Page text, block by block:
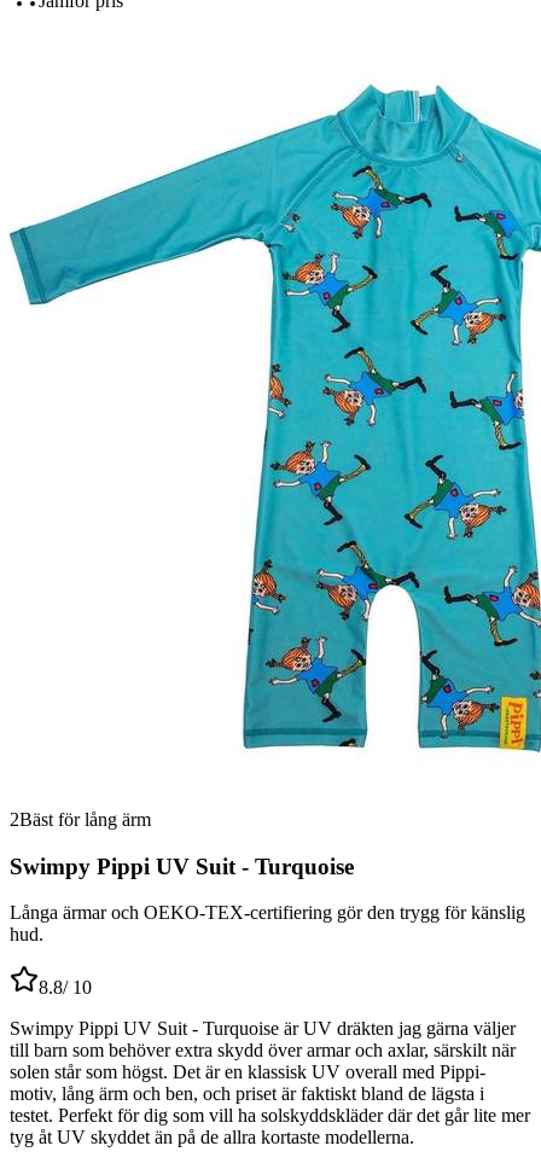
2Bäst för lång ärm
Swimpy Pippi UV Suit - Turquoise
Långa ärmar och OEKO-TEX-certifiering gör den trygg för känslig
hud.
8.8/ 10
Swimpy Pippi UV Suit - Turquoise är UV dräkten jag gärna väljer
till barn som behöver extra skydd över armar och axlar, särskilt när
solen står som högst. Det är en klassisk UV overall med Pippi-
motiv, lång ärm och ben, och priset är faktiskt bland de lägsta i
testet. Perfekt för dig som vill ha solskyddskläder där det går lite mer
tyg åt UV skyddet än på de allra kortaste modellerna.